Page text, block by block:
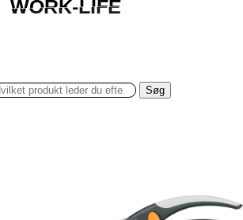
WORK-LIFE
WORK-LIFE
Søg